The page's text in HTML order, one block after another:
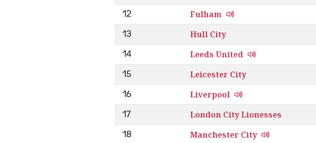
12 Fulham
13 Hull City
14 Leeds United
15 Leicester City
16 Liverpool
17 London City Lionesses
18 Manchester City